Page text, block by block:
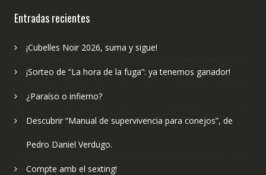
Entradas recientes
¡Cubelles Noir 2026, suma y sigue!
¡Sorteo de “La hora de la fuga”: ya tenemos ganador!
¿Paraíso o infierno?
Descubrir “Manual de supervivencia para conejos”, de
Pedro Daniel Verdugo.
Compte amb el sexting!